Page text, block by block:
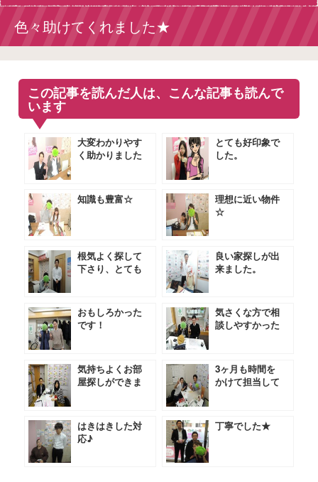
色々助けてくれました★
この記事を読んだ人は、こんな記事も読んで
います
大変わかりやす
く助かりました
とても好印象で
した。
知識も豊富☆
理想に近い物件
☆
根気よく探して
下さり、とても
良い家探しが出
来ました。
おもしろかった
です！
気さくな方で相
談しやすかった
気持ちよくお部
屋探しができま
3ヶ月も時間を
かけて担当して
はきはきした対
応♪
丁寧でした★